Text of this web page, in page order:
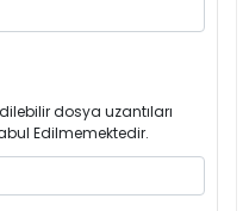
dosya uzantıları
Edilmemektedir.